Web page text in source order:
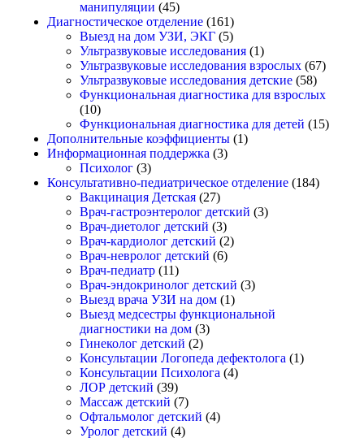
манипуляции (45)
Диагностическое отделение (161)
Выезд на дом УЗИ, ЭКГ (5)
Ультразвуковые исследования (1)
Ультразвуковые исследования взрослых (67)
Ультразвуковые исследования детские (58)
Функциональная диагностика для взрослых
(10)
Функциональная диагностика для детей (15)
Дополнительные коэффициенты (1)
Информационная поддержка (3)
Психолог (3)
Консультативно-педиатрическое отделение (184)
Вакцинация Детская (27)
Врач-гастроэнтеролог детский (3)
Врач-диетолог детский (3)
Врач-кардиолог детский (2)
Врач-невролог детский (6)
Врач-педиатр (11)
Врач-эндокринолог детский (3)
Выезд врача УЗИ на дом (1)
Выезд медсестры функциональной
диагностики на дом (3)
Гинеколог детский (2)
Консультации Логопеда дефектолога (1)
Консультации Психолога (4)
ЛОР детский (39)
Массаж детский (7)
Офтальмолог детский (4)
Уролог детский (4)